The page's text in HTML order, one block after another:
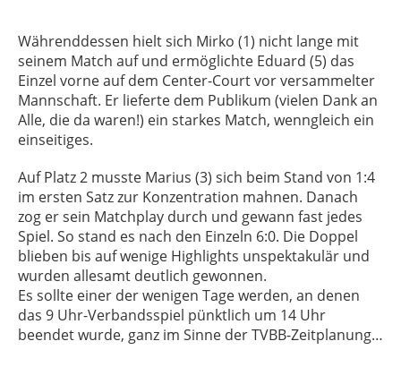
Währenddessen hielt sich Mirko (1) nicht lange mit
seinem Match auf und ermöglichte Eduard (5) das
Einzel vorne auf dem Center-Court vor versammelter
Mannschaft. Er lieferte dem Publikum (vielen Dank an
Alle, die da waren!) ein starkes Match, wenngleich ein
einseitiges.
Auf Platz 2 musste Marius (3) sich beim Stand von 1:4
im ersten Satz zur Konzentration mahnen. Danach
zog er sein Matchplay durch und gewann fast jedes
Spiel. So stand es nach den Einzeln 6:0. Die Doppel
blieben bis auf wenige Highlights unspektakulär und
wurden allesamt deutlich gewonnen.
Es sollte einer der wenigen Tage werden, an denen
das 9 Uhr-Verbandsspiel pünktlich um 14 Uhr
beendet wurde, ganz im Sinne der TVBB-Zeitplanung…